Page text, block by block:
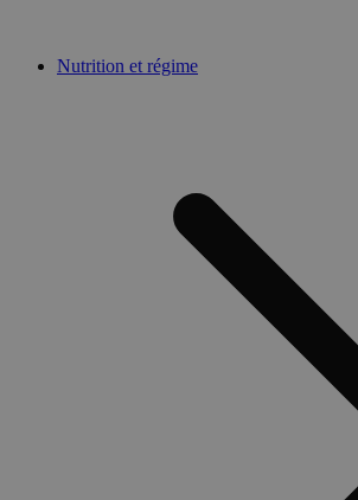
Nutrition et régime